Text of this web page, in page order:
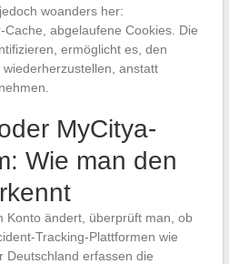
woanders her:
abgelaufene Cookies. Die
ermöglicht es, den
anstatt
MyCitya-
Wie man den
Konto ändert, überprüft man, ob
Tracking-Plattformen wie
Deutschland erfassen die